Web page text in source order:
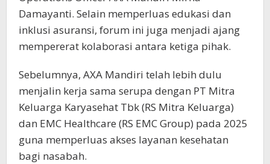
Damayanti. Selain memperluas edukasi dan
inklusi asuransi, forum ini juga menjadi ajang
mempererat kolaborasi antara ketiga pihak.
Sebelumnya, AXA Mandiri telah lebih dulu
menjalin kerja sama serupa dengan PT Mitra
Keluarga Karyasehat Tbk (RS Mitra Keluarga)
dan EMC Healthcare (RS EMC Group) pada 2025
guna memperluas akses layanan kesehatan
bagi nasabah.